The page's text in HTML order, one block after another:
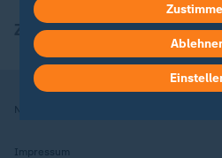
ZDFheute Apps
Nutzungsbedingungen
Impressum
Hier findest du das
Weitere Informationen
Datenschutzerklärung.